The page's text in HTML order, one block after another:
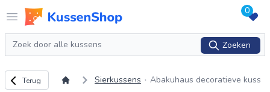
Open menu
Logo www.kussenshop.nl 0
Zoeken
Zoeken
Terug naar overzicht
Terug Sierkussens
Abakuhaus decoratieve kuss